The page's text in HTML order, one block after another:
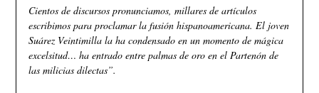
Cientos de discursos pronunciamos, millares de artículos
escribimos para proclamar la fusión hispanoamericana. El joven
Suárez Veintimilla la ha condensado en un momento de mágica
excelsitud… ha entrado entre palmas de oro en el Partenón de
las milicias dilectas”.